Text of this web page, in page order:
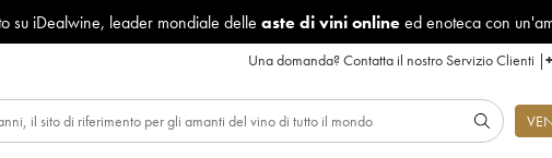
su iDealwine, leader mondiale delle aste di vini onlineed enoteca con
Una domanda?Contatta il nostro Servizio Clienti |